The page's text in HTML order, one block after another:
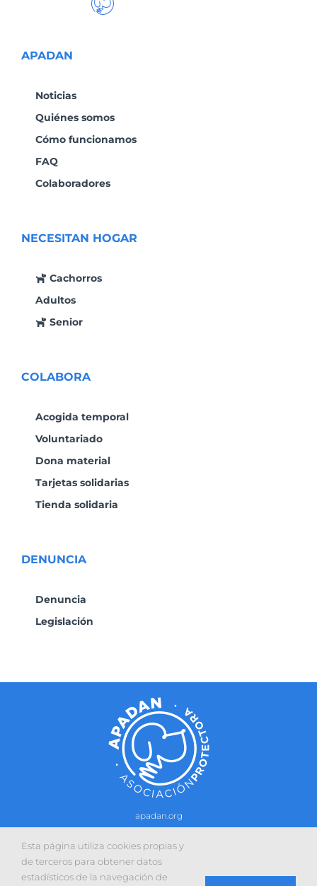
APADAN
Noticias
Quiénes somos
Cómo funcionamos
FAQ
Colaboradores
NECESITAN HOGAR
Cachorros
Adultos
Senior
COLABORA
Acogida temporal
Voluntariado
Dona material
Tarjetas solidarias
Tienda solidaria
DENUNCIA
Denuncia
Legislación
apadan.org
Contacto–Política de cookies-Política de privacidad
Sitio web desarrollado con la colaboración de:
Esta página utiliza cookies propias y
de terceros para obtener datos
estadísticos de la navegación de